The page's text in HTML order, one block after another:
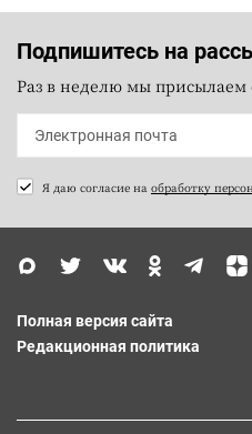
Подпишитесь на
Раз в неделю мы присылаем
Я даю согласие на обработку
Полная версия сайта
Редакционная политика